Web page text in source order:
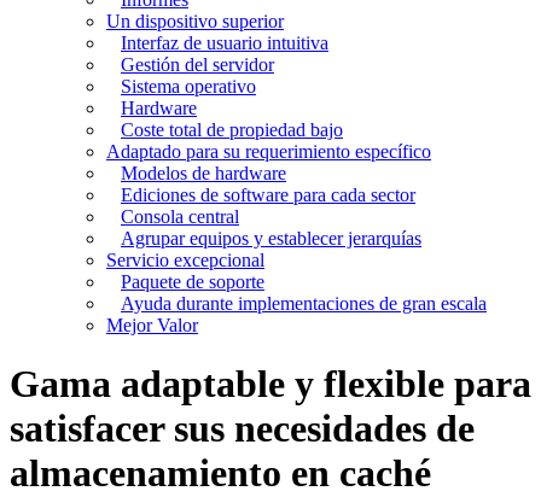
Un dispositivo superior
Interfaz de usuario intuitiva
Gestión del servidor
Sistema operativo
Hardware
Coste total de propiedad bajo
Adaptado para su requerimiento específico
Modelos de hardware
Ediciones de software para cada sector
Consola central
Agrupar equipos y establecer jerarquías
Servicio excepcional
Paquete de soporte
Ayuda durante implementaciones de gran escala
Mejor Valor
Gama adaptable y flexible para
satisfacer sus necesidades de
almacenamiento en caché